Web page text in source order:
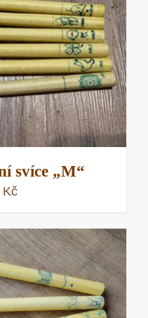
svíce „M“
Kč